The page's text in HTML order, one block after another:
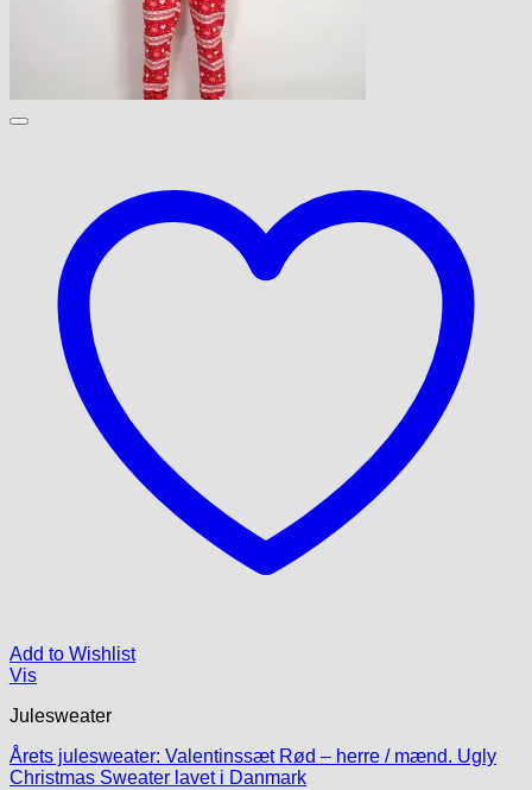
Add to Wishlist
Vis
Julesweater
Årets julesweater: Valentinssæt Rød – herre / mænd. Ugly
Christmas Sweater lavet i Danmark